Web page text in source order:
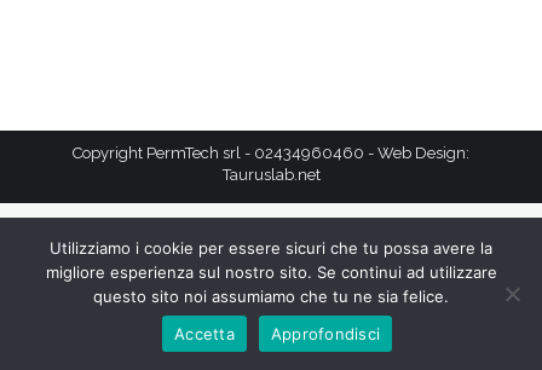
Copyright PermTech srl - 02434960460 - Web Design:
Tauruslab.net
Utilizziamo i cookie per essere sicuri che tu possa avere la
migliore esperienza sul nostro sito. Se continui ad utilizzare
questo sito noi assumiamo che tu ne sia felice.
Accetta
Approfondisci